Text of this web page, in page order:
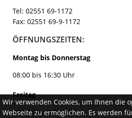
Tel: 02551 69-1172
Fax: 02551 69-9-1172
ÖFFNUNGSZEITEN:
Montag bis Donnerstag
08:00 bis 16:30 Uhr
Freitag
08:00 bis 13:00 Uhr
Wir verwenden Cookies, um Ihnen die
Webseite zu ermöglichen. Es werden